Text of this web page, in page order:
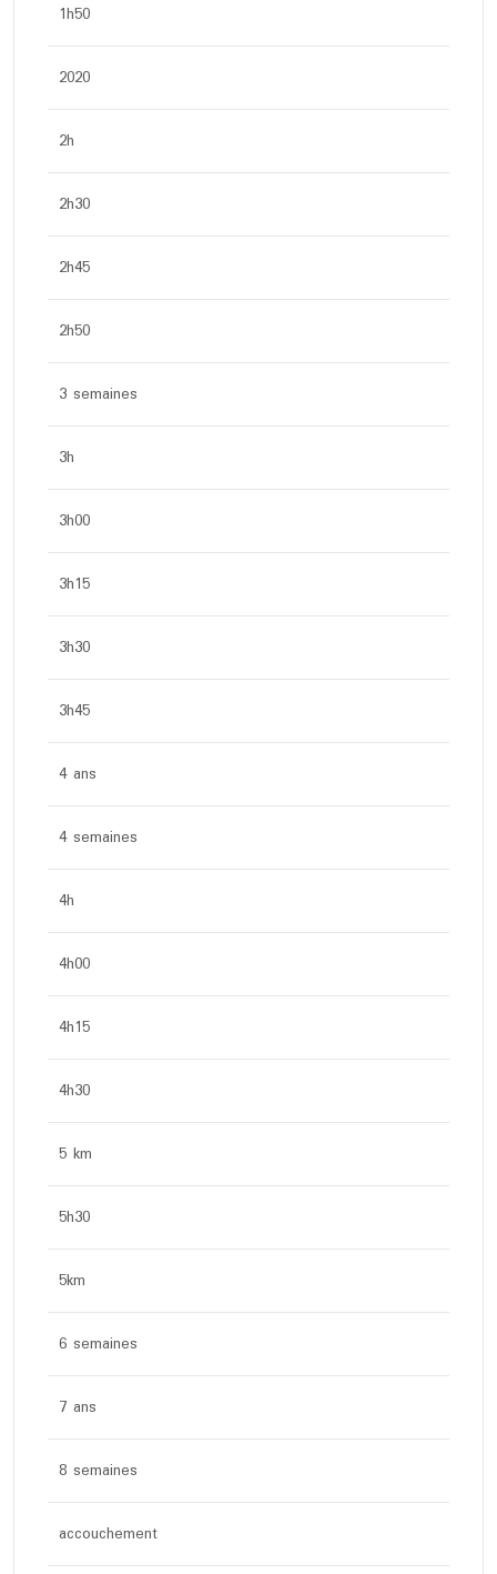
1h50
2020
2h
2h30
2h45
2h50
3 semaines
3h
3h00
3h15
3h30
3h45
4 ans
4 semaines
4h
4h00
4h15
4h30
5 km
5h30
5km
6 semaines
7 ans
8 semaines
accouchement